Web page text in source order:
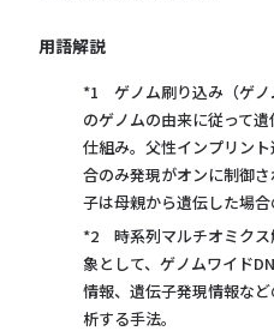
用語解説
*1 ゲノム刷り込み（ゲノ
のゲノムの由来に従って
仕組み。父性インプリン
合のみ発現がオンに制御
子は母親から遺伝した場合
*2 時系列マルチオミクス
象として、ゲノムワイド
情報、遺伝子発現情報な
析する手法。